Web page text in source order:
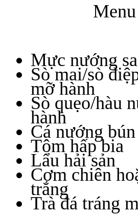
Menu
Mực nướng
Sò mai/sò
mỡ hành
Sò quẹo/hàu
hành
Cá nướng
Tôm hấp bia
Lẩu hải sản
Cơm chiên
trắng
Trà đá tráng